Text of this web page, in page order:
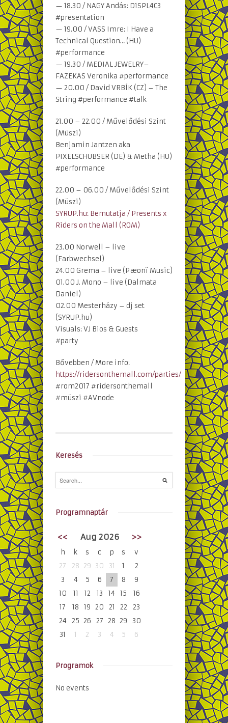
— 18.30 / NAGY Andás: D1SPL4C3
#presentation
— 19.00 / VASS Imre: I Have a
Technical Question… (HU)
#performance
— 19.30 / MEDIAL JEWELRY–
FAZEKAS Veronika #performance
— 20.00 / David VRBÍK (CZ) – The
String #performance #talk
21.00 – 22.00 / Művelődési Szint
(Müszi)
Benjamin Jantzen aka
PIXELSCHUBSER (DE) & Metha (HU)
#performance
22.00 – 06.00 / Művelődési Szint
(Müszi)
SYRUP.hu: Bemutatja / Presents x
Riders on the Mall (ROM)
23.00 Norwell – live
(Farbwechsel)
24.00 Grema – live (Pæonï Music)
01.00 J. Mono – live (Dalmata
Daniel)
02.00 Mesterházy – dj set
(SYRUP.hu)
Visuals: VJ Bios & Guests
#party
Bővebben / More info:
https://ridersonthemall.com/parties/
#rom2017 #ridersonthemall
#müszi #AVnode
Keresés
Programnaptár
<< Aug 2026 >>
h k s c p s
v
27
28 29 30 31 1
2
3
4 5 6 7 8
9
10
11 12 13 14 15
16
17
18 19 20 21 22
23
24
25 26 27 28 29
30
31
1 2 3 4 5 6
Programok
No events